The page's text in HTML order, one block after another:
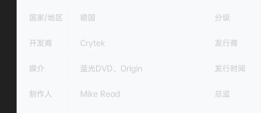
国家/地区 德国
开发商 Crytek
媒介 蓝光DVD、Origin
制作人 Mike Read
分级
发行商
发行时间
总监